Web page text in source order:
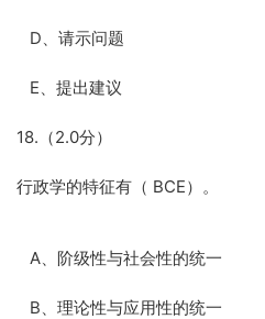
D、请示问题
E、提出建议
18.（2.0分）
行政学的特征有（ BCE）。
A、阶级性与社会性的统一
B、理论性与应用性的统一